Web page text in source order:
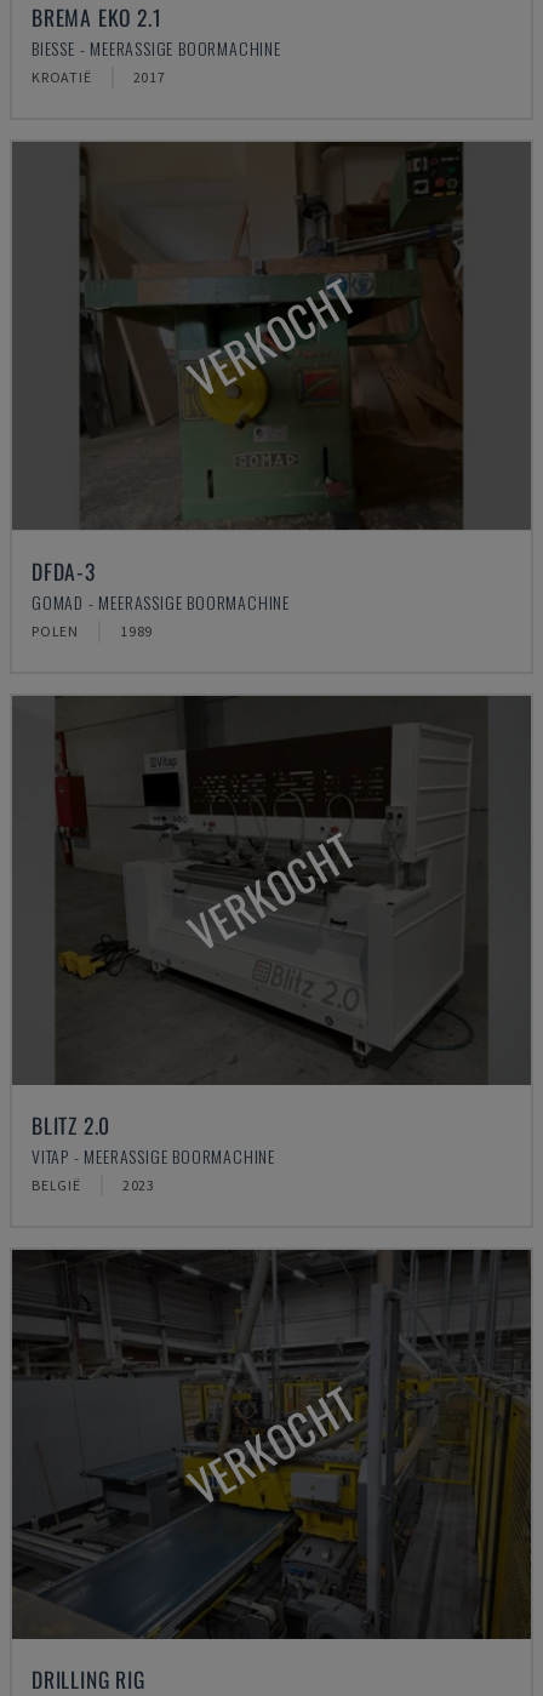
BREMA EKO 2.1
BIESSE - MEERASSIGE BOORMACHINE
KROATIË 2017
VERKOCHT
DFDA-3
GOMAD - MEERASSIGE BOORMACHINE
POLEN 1989
VERKOCHT
BLITZ 2.0
VITAP - MEERASSIGE BOORMACHINE
BELGIË 2023
VERKOCHT
DRILLING RIG